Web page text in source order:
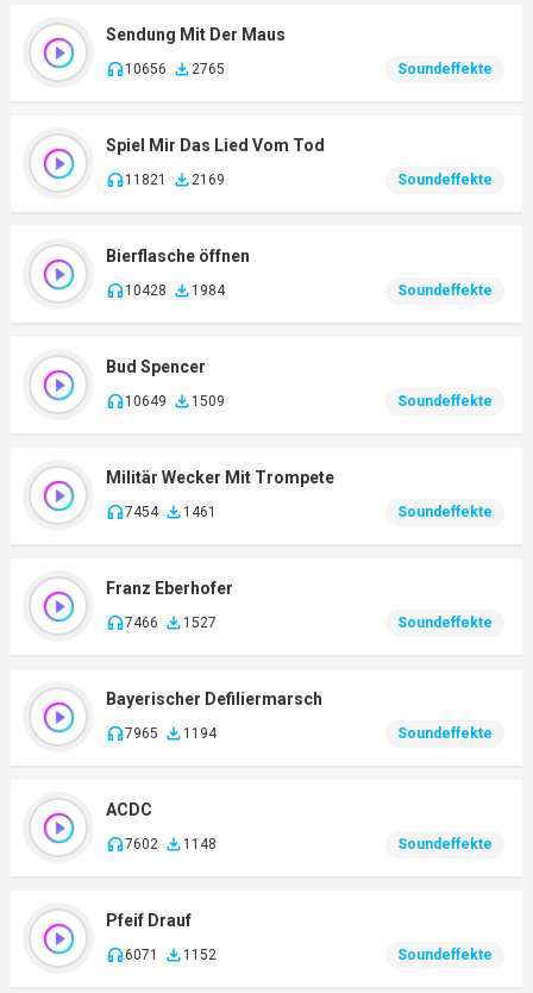
Sendung Mit Der Maus
10656 2765 Soundeffekte
Spiel Mir Das Lied Vom Tod
11821 2169 Soundeffekte
Bierflasche öffnen
10428 1984 Soundeffekte
Bud Spencer
10649 1509 Soundeffekte
Militär Wecker Mit Trompete
7454 1461 Soundeffekte
Franz Eberhofer
7466 1527 Soundeffekte
Bayerischer Defiliermarsch
7965 1194 Soundeffekte
ACDC
7602 1148 Soundeffekte
Pfeif Drauf
6071 1152 Soundeffekte